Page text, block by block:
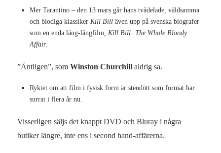
Mer Tarantino – den 13 mars går hans tvådelade, våldsamma
och blodiga klassiker Kill Bill även upp på svenska biografer
som en enda lång-långfilm, Kill Bill: The Whole Bloody
Affair.
”Äntligen”, som Winston Churchill aldrig sa.
Ryktet om att film i fysisk form är stendött som format har
surrat i flera år nu.
Visserligen säljs det knappt DVD och Bluray i några
butiker längre, inte ens i second hand-affärerna.